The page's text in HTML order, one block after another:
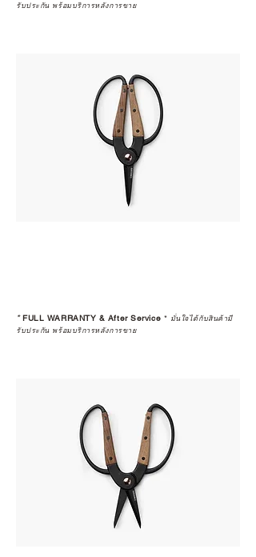
รับประกัน พร้อมบริการหลังการขาย
*FULL WARRANTY & After Service * มั่นใจได้กับสินค้ามี
รับประกัน พร้อมบริการหลังการขาย